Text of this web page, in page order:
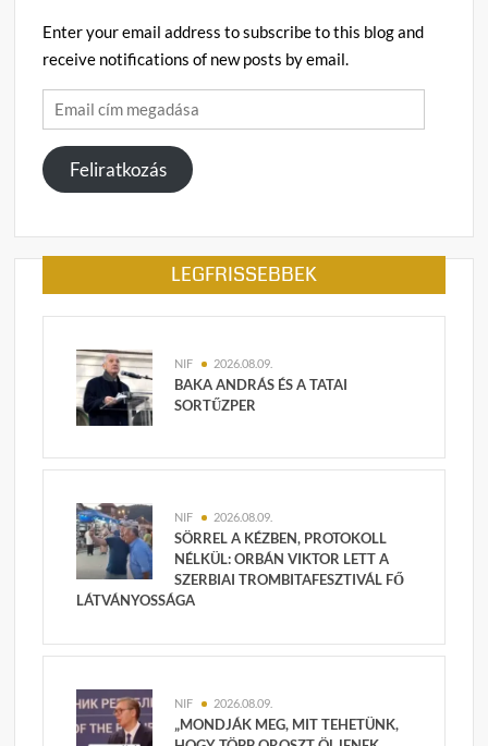
Enter your email address to subscribe to this blog and
receive notifications of new posts by email.
Email
cím
megadása
Feliratkozás
LEGFRISSEBBEK
NIF 2026.08.09.
BAKA ANDRÁS ÉS A TATAI
SORTŰZPER
NIF 2026.08.09.
SÖRREL A KÉZBEN, PROTOKOLL
NÉLKÜL: ORBÁN VIKTOR LETT A
SZERBIAI TROMBITAFESZTIVÁL FŐ
LÁTVÁNYOSSÁGA
NIF 2026.08.09.
„MONDJÁK MEG, MIT TEHETÜNK,